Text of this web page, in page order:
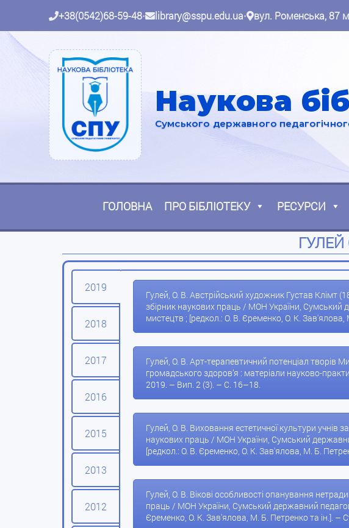
+38(0542)68-59-48• library@sspu.edu.ua• вул. Роменська, 87
Наукова
Сумського державного
ГОЛОВНА ПРО БІБЛІОТЕКУ РЕСУРСИ
2019
2018
2017
2016
2015
2013
2012
Гулей, О. В. Австрійський художник Густав Клімт
збірник наукових праць / МОН України, Сумський
мистецтв ; [редкол.: О. В. Єременко, О. К.
Гулей, О. В. Арт-терапевтичний потенціал творів
громадського здоров’я : матеріали науково-
2019. – Вип. 2 (3). – С. 16–18.
Гулей, О. В. Виховання естетичної культури
наукових праць / МОН України, Сумський
[редкол.: О. В. Єременко, О. К. Зав'ялова, М. Б.
Гулей, О. В. Вікові особливості опанування
праць / МОН України, Сумський державний
Єременко, О. К. Зав'ялова, М. Б. Петренко та ін.].